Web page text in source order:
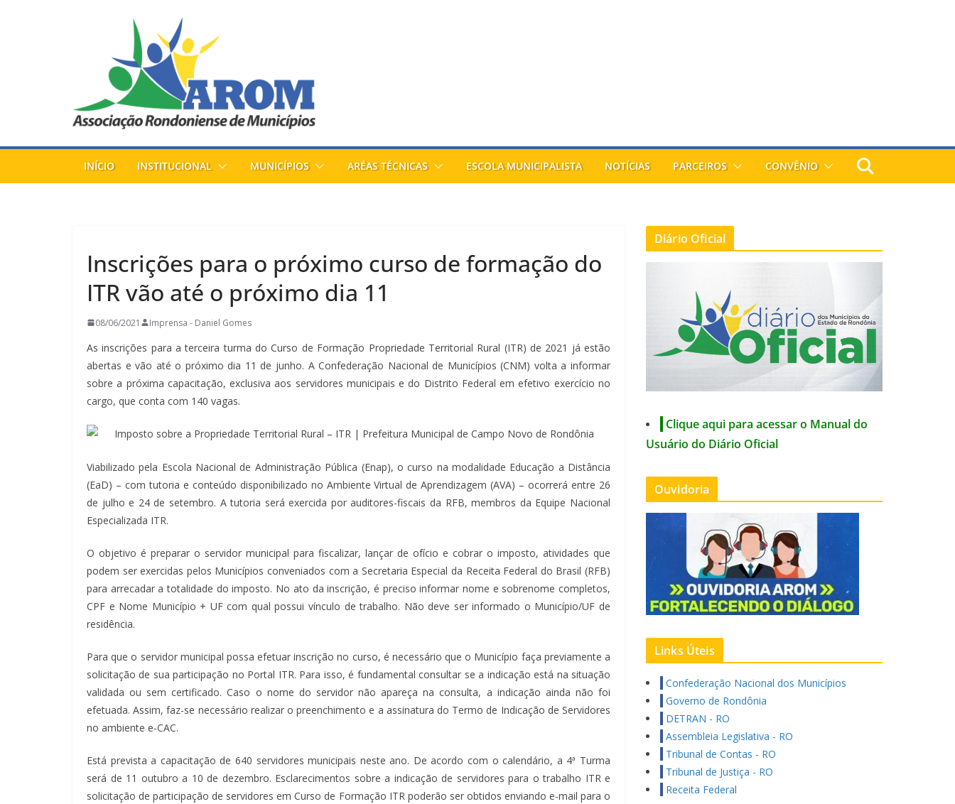
INÍCIO INSTITUCIONAL MUNICÍPIOS ARÉAS TÉCNICAS ESCOLA MUNICIPALISTA NOTÍCIAS PARCEIROS CONVÊNIO
Inscrições para o próximo curso de formação do
ITR vão até o próximo dia 11
08/06/2021 Imprensa - Daniel Gomes
As inscrições para a terceira turma do Curso de Formação Propriedade Territorial Rural (ITR) de 2021 já estão
abertas e vão até o próximo dia 11 de junho. A Confederação Nacional de Municípios (CNM) volta a informar
sobre a próxima capacitação, exclusiva aos servidores municipais e do Distrito Federal em efetivo exercício no
cargo, que conta com 140 vagas.
Viabilizado pela Escola Nacional de Administração Pública (Enap), o curso na modalidade Educação a Distância
(EaD) – com tutoria e conteúdo disponibilizado no Ambiente Virtual de Aprendizagem (AVA) – ocorrerá entre 26
de julho e 24 de setembro. A tutoria será exercida por auditores-fiscais da RFB, membros da Equipe Nacional
Especializada ITR.
O objetivo é preparar o servidor municipal para fiscalizar, lançar de ofício e cobrar o imposto, atividades que
podem ser exercidas pelos Municípios conveniados com a Secretaria Especial da Receita Federal do Brasil (RFB)
para arrecadar a totalidade do imposto. No ato da inscrição, é preciso informar nome e sobrenome completos,
CPF e Nome Município + UF com qual possui vínculo de trabalho. Não deve ser informado o Município/UF de
residência.
Para que o servidor municipal possa efetuar inscrição no curso, é necessário que o Município faça previamente a
solicitação de sua participação no Portal ITR. Para isso, é fundamental consultar se a indicação está na situação
validada ou sem certificado. Caso o nome do servidor não apareça na consulta, a indicação ainda não foi
efetuada. Assim, faz-se necessário realizar o preenchimento e a assinatura do Termo de Indicação de Servidores
no ambiente e-CAC.
Está prevista a capacitação de 640 servidores municipais neste ano. De acordo com o calendário, a 4ª Turma
será de 11 outubro a 10 de dezembro. Esclarecimentos sobre a indicação de servidores para o trabalho ITR e
solicitação de participação de servidores em Curso de Formação ITR poderão ser obtidos enviando e-mail para o
Diário Oficial
Clique aqui para acessar o Manual do
Usuário do Diário Oficial
Ouvidoria
Links Úteis
Confederação Nacional dos Municípios
Governo de Rondônia
DETRAN - RO
Assembleia Legislativa - RO
Tribunal de Contas - RO
Tribunal de Justiça - RO
Receita Federal